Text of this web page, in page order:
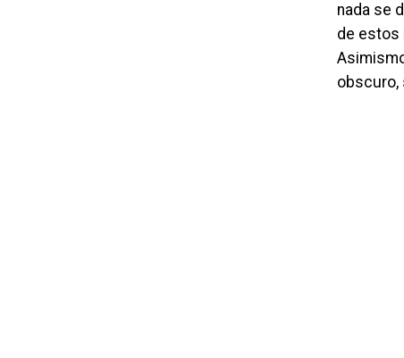
nada se
de estos
obscuro,